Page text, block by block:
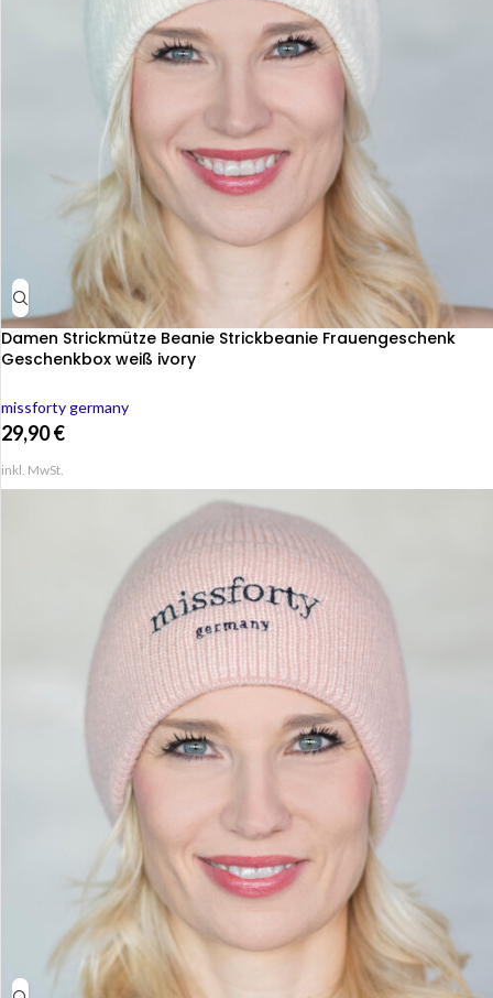
Damen Strickmütze Beanie Strickbeanie Frauengeschenk
Geschenkbox weiß ivory
missforty germany
29,90€
inkl. MwSt.